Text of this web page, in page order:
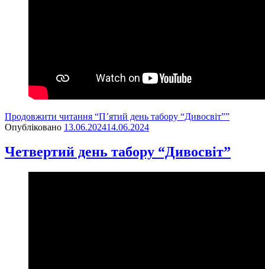
Продовжити читання “П’ятий день табору “Дивосвіт””
Опубліковано 13.06.202414.06.2024
Четвертий день табору “Дивосвіт”